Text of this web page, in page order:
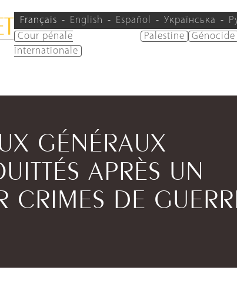
Français English Español Українська
Cour pénale
internationale
Palestine Génocide
GÉNÉRAUX
APRÈS UN
CRIMES DE